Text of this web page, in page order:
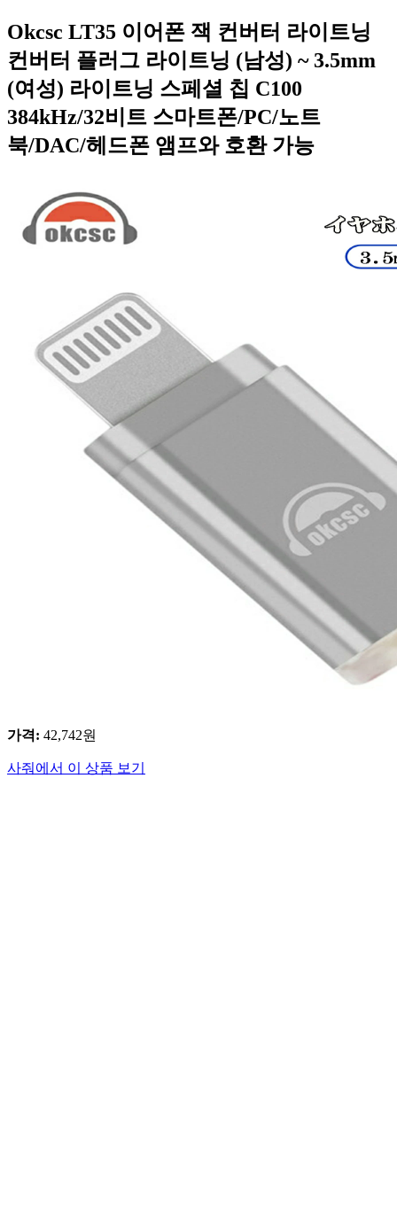
Okcsc LT35 이어폰 잭 컨버터 라이트닝
컨버터 플러그 라이트닝 (남성) ~ 3.5mm
(여성) 라이트닝 스페셜 칩 C100
384kHz/32비트 스마트폰/PC/노트
북/DAC/헤드폰 앰프와 호환 가능
가격: 42,742원
사줘에서 이 상품 보기